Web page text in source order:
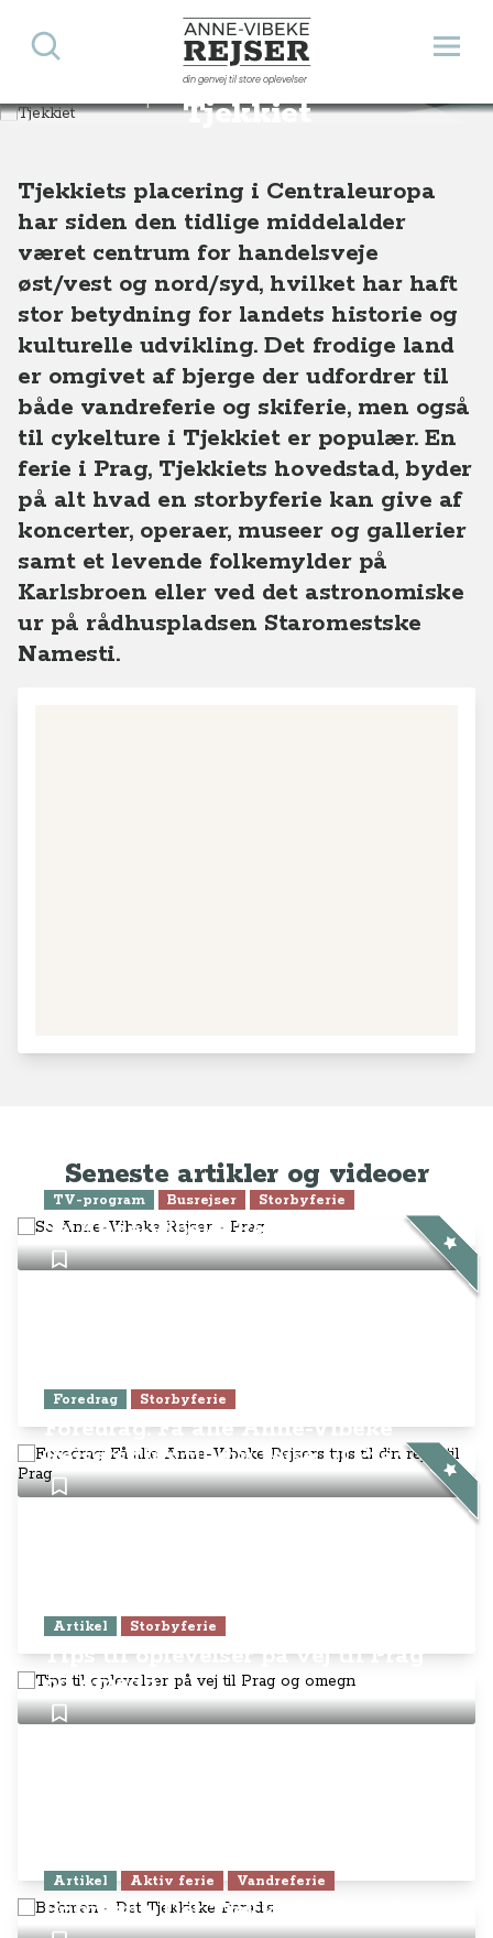
Anne-Vibeke Rejser
din genvej til store oplevelser
Åbn
Søg
Tjekkiet
Destinationer Europa Tjekkiet
Tjekkiets placering i Centraleuropa
har siden den tidlige middelalder
været centrum for handelsveje
øst/vest og nord/syd, hvilket har haft
stor betydning for landets historie og
kulturelle udvikling. Det frodige land
er omgivet af bjerge der udfordrer til
både vandreferie og skiferie, men også
til cykelture i Tjekkiet er populær. En
ferie i Prag, Tjekkiets hovedstad, byder
på alt hvad en storbyferie kan give af
koncerter, operaer, museer og gallerier
samt et levende folkemylder på
Karlsbroen eller ved det astronomiske
ur på rådhuspladsen Staromestske
Namesti.
Seneste artikler og videoer
TV-program Busrejser Storbyferie
Se Anne-Vibeke Rejser - Prag
Foredrag Storbyferie
Foredrag: Få alle Anne-Vibeke
Rejsers tips til din rejse til Prag
Artikel Storbyferie
Tips til oplevelser på vej til Prag
og omegn
Artikel Aktiv ferie Vandreferie
Bøhmen - Det Tjekkiske Paradis